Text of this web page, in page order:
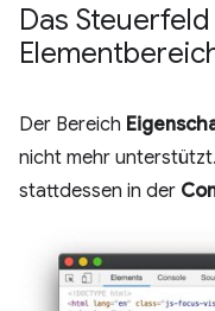
Das Steuerfeld
Der Bereich
nicht mehr
stattdessen in der